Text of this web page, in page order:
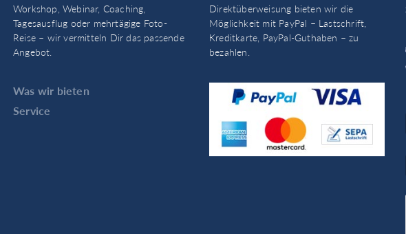
Workshop, Webinar, Coaching,
Tagesausflug oder mehrtägige Foto-
Reise – wir vermitteln Dir das passende
Angebot.
Was wir bieten
Service
Direktüberweisung bieten wir die
Möglichkeit mit PayPal – Lastschrift,
Kreditkarte, PayPal-Guthaben – zu
bezahlen.
i